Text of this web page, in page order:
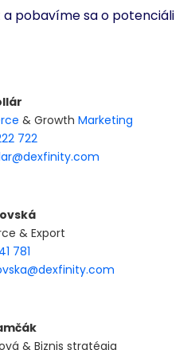
a pobavíme sa o potenciáli
& Growth Marketing
722
& Export
781
& Biznis stratégia